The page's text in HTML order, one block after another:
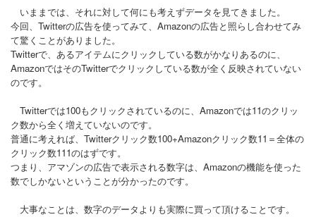
いままでは、それに対して何にも考えずデータを見てきました。
今回、Twitterの広告を使ってみて、Amazonの広告と照らし合わせてみ
て驚くことがありました。
Twitterで、あるアイテムにクリックしている数がかなりあるのに、
AmazonではそのTwitterでクリックしている数が全く反映されていない
のです。
Twitterでは100もクリックされているのに、Amazonでは11のクリッ
ク数から全く増えていないのです。
普通に考えれば、Twitterクリック数100+Amazonクリック数11＝全体の
クリック数111のはずです。
つまり、アマゾンの広告で表示される数字は、Amazonの機能を使った
数でしかないということが分かったのです。
大事なことは、数字のデータよりも実際に買って頂けることです。